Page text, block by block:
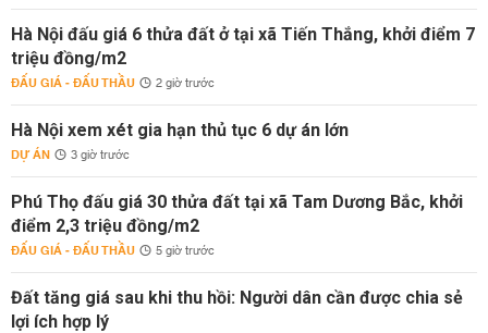
Hà Nội đấu giá 6 thửa đất ở tại xã Tiến Thắng, khởi điểm 7
triệu đồng/m2
ĐẤU GIÁ - ĐẤU THẦU 2 giờ trước
Hà Nội xem xét gia hạn thủ tục 6 dự án lớn
DỰ ÁN 3 giờ trước
Phú Thọ đấu giá 30 thửa đất tại xã Tam Dương Bắc, khởi
điểm 2,3 triệu đồng/m2
ĐẤU GIÁ - ĐẤU THẦU 5 giờ trước
Đất tăng giá sau khi thu hồi: Người dân cần được chia sẻ
lợi ích hợp lý